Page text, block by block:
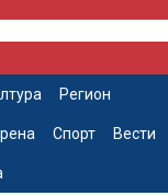
Регион
Спорт Вести